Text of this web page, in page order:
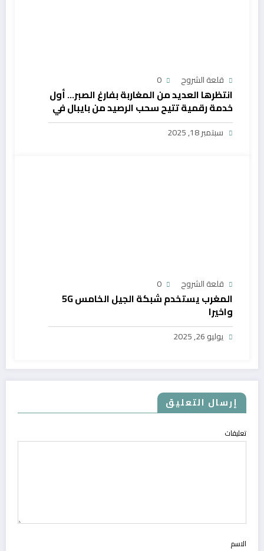
قلعة الشروح 0
انتظرها العديد من المغاربة بفارغ الصبر… أول
خدمة رقمية تتيح سحب الرصيد من بايبال في
المغرب
سبتمبر 18, 2025
قلعة الشروح 0
المغرب يستخدم شبكة الجيل الخامس 5G
واخيرا
يوليو 26, 2025
إرسال التعليق
تعليقات
الاسم